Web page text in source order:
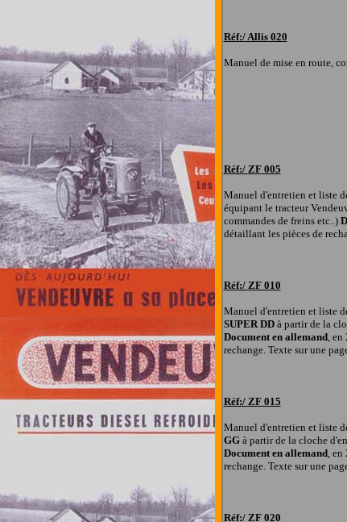
Réf:/ Allis020
Manuel de mise en route,
Réf:/ ZF 005
Manuel d'entretien et liste
équipant le tracteur
commandes de freins etc..)
détaillant les pièces de
Réf:/ ZF 010
Manuel d'entretien et liste
SUPER DDà partir de la
Document en allemand, en
rechange. Texte sur une
Réf:/ ZF 015
Manuel d'entretien et liste
GG à partir de la cloche
Document en allemand, en
rechange. Texte sur une
Réf:/ ZF 020